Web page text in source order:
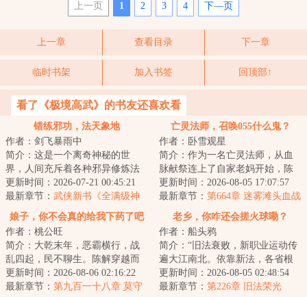
上一页 1 2 3 4 下—页
上一章 查看目录 下一章
临时书架 加入书签 回顶部↑
看了《极境高武》的书友还喜欢看
错练邪功，法天象地
作者：剑飞暴雨中
简介：这是一个离奇神秘的世
界，人间充斥着各种邪异修炼法
门，人一旦修炼，轻者容貌性情
变化，入魔发癫，...
更新时间：2026-07-21 00:45:21
最新章节： 武侠新书《全满级神
功，全江湖只有我能练成》
亡灵法师，召唤055什么鬼？
作者：卧雪观星
简介：作为一名亡灵法师，从血
脉献祭连上了自家老妈开始，陈
默的画风就彻底走歪了。别人召
唤僵尸，我家骷...
更新时间：2026-08-05 17:07:57
最新章节： 第664章 迷雾滩头血战
领主豁然开朗 瀚海漫卷红旗
娘子，你不会真的给我下药了吧
作者：桃公旺
简介：大乾末年，恶霸横行，战
乱四起，民不聊生。陈解穿越而
来，发现自己竟然是个嗜酒的烂
赌鬼，家里还有...
更新时间：2026-08-06 02:16:22
最新章节： 第九百一十八章 莫守
老乡，你咋还会搓火球嘞？
作者：船头鸦
简介：“旧法衰败，新职业运动传
遍大江南北。依靠新法，各省根
据地域发展出不同的专属职业。
中原的斥候、...
更新时间：2026-08-05 02:48:54
最新章节： 第226章 旧法荣光